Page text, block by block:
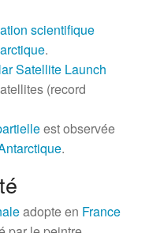
scientifique
.
Satellite Launch
(record
est observée
.
adopte en France